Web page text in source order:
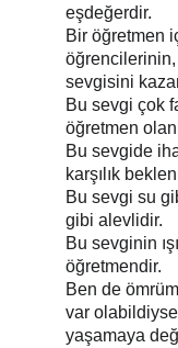
eşdeğerdir.
Bir öğretmen
sevgisini
Bu sevgi çok
öğretmen
Bu sevgide
karşılık
Bu sevgi su
gibi alevlidir.
Bu sevginin
öğretmendir.
Ben de
var
yaşamaya